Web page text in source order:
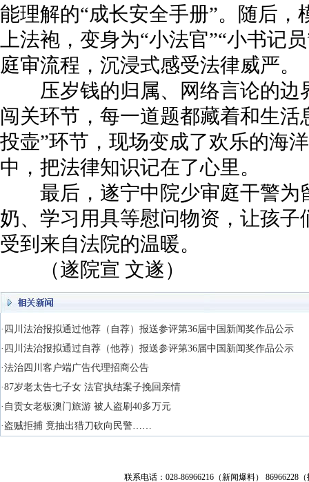
能理解的“成长安全手册”。随后
上法袍，变身为“小法官”“小书记
庭审流程，沉浸式感受法律威严。
压岁钱的归属、网络言论的边
闯关环节，每一道题都藏着和生
投壶”环节，现场变成了欢乐的海
中，把法律知识记在了心里。
最后，遂宁中院少审庭干警为
奶、学习用具等慰问物资，让孩
受到来自法院的温暖。
（遂院宣 文遂）
·四川法治报拟通过他荐（自荐）报送参评第36届中国新闻奖作品公示
·四川法治报拟通过自荐（他荐）报送参评第36届中国新闻奖作品公示
·法治四川客户端广告代理招商公告
·87岁老太告七子女 法官执结案子挽回亲情
·自贡女老板澳门旅游 被人盗刷40多万元
·盗贼拒捕 竟抽出猎刀砍向民警……
联系电话：028-86966216（新闻爆料） 86966228